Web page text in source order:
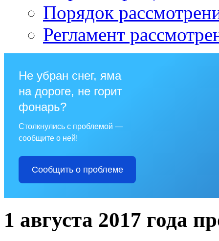
Порядок
Регламент
Не убран снег, яма
на дороге, не горит
фонарь?
Столкнулись с проблемой —
сообщите о ней!
Сообщить о проблеме
1 августа 2017 года